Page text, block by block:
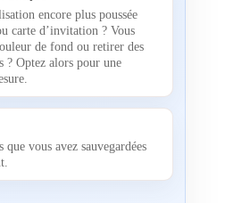
encore plus poussée
carte d’invitation ? Vous
de fond ou retirer des
? Optez alors pour une
vous avez sauvegardées